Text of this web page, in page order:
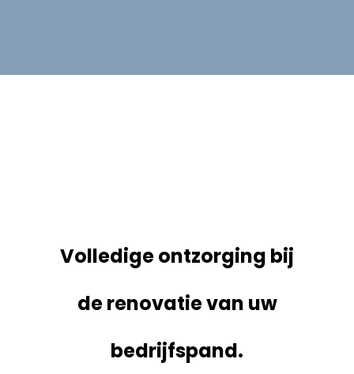
Volledige ontzorging bij
de renovatie van uw
bedrijfspand.